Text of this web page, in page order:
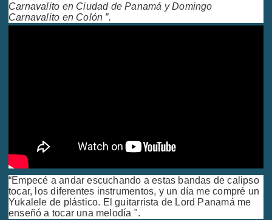
Carnavalito en Ciudad de Panamá y Domingo
Carnavalito en Colón ”.
“Empecé a andar escuchando a estas bandas de calipso
tocar, los diferentes instrumentos, y un día me compré un
Yukalele de plástico. El guitarrista de Lord Panamá me
enseñó a tocar una melodía ".